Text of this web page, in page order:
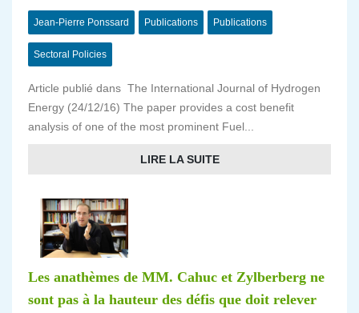
Jean-Pierre Ponssard Publications Publications
Sectoral Policies
Article publié dans The International Journal of Hydrogen
Energy (24/12/16) The paper provides a cost benefit
analysis of one of the most prominent Fuel...
LIRE LA SUITE
Les anathèmes de MM. Cahuc et Zylberberg ne
sont pas à la hauteur des défis que doit relever